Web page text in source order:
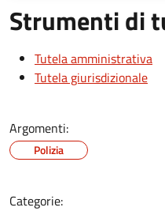
Strumenti di
Tutela amministrativa
Tutela giurisdizionale
Argomenti:
Polizia
Categorie: